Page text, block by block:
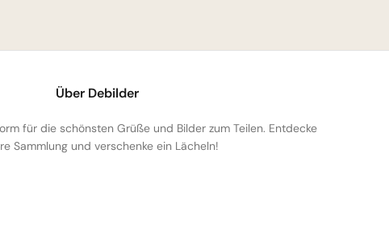
Über Debilder
für die schönsten Grüße und Bilder zum Teilen. Entdecke
Sammlung und verschenke ein Lächeln!